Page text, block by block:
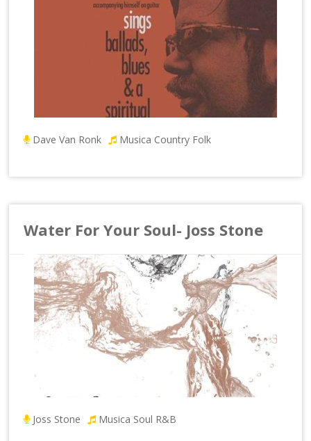
Dave Van Ronk Musica Country Folk
Water For Your Soul- Joss Stone
Joss Stone Musica Soul R&B